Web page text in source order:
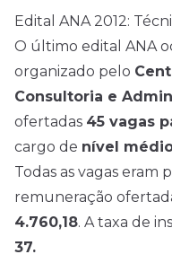
Edital ANA 2012:
O último edital ANA
organizado pelo
Consultoria e
ofertadas 45 vagas
cargo de nível
Todas as vagas eram
remuneração
4.760,18. A taxa de
37.